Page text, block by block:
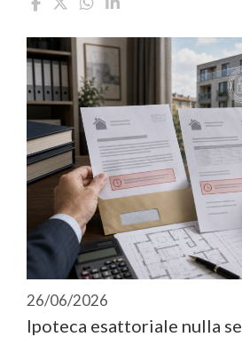
26/06/2026
Ipoteca esattoriale nulla